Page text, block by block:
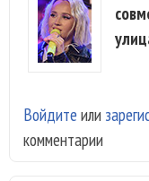
Войдите или
комментарии